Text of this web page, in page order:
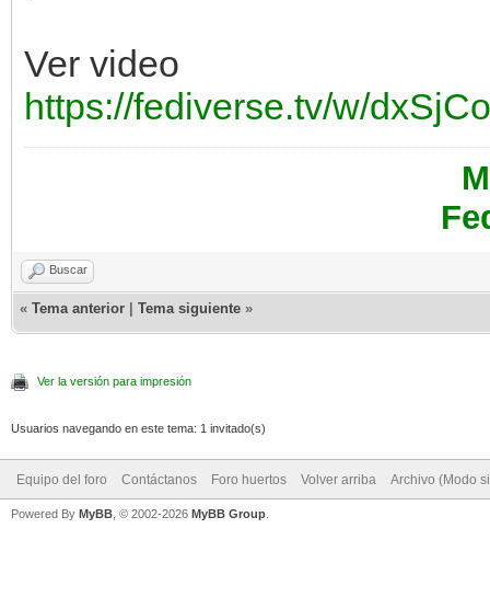
Ver video
https://fediverse.tv/w/
Buscar
« Tema anterior Tema siguiente »
Ver la versión para impresión
Usuarios navegando en este tema: 1 invitado(s)
Equipo del foro Contáctanos Foro huertos Volver arriba Archivo (Modo
Powered By MyBB , © 2002-2026 MyBB Group